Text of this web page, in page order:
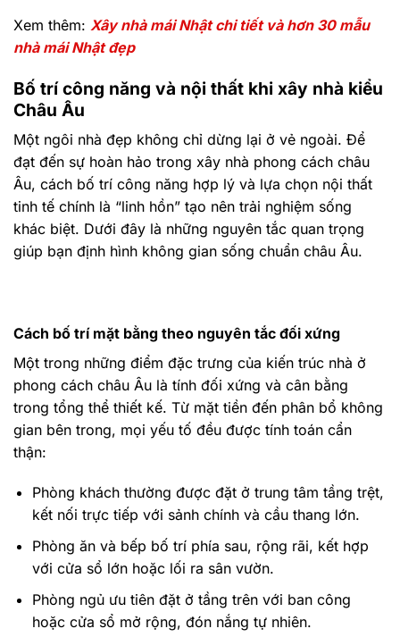
Xem thêm: Xây nhà mái Nhật chi tiết và hơn 30 mẫu
nhà mái Nhật đẹp
Bố trí công năng và nội thất khi xây nhà kiểu
Châu Âu
Một ngôi nhà đẹp không chỉ dừng lại ở vẻ ngoài. Để
đạt đến sự hoàn hảo trong xây nhà phong cách châu
Âu, cách bố trí công năng hợp lý và lựa chọn nội thất
tinh tế chính là “linh hồn” tạo nên trải nghiệm sống
khác biệt. Dưới đây là những nguyên tắc quan trọng
giúp bạn định hình không gian sống chuẩn châu Âu.
Cách bố trí mặt bằng theo nguyên tắc đối xứng
Một trong những điểm đặc trưng của kiến trúc nhà ở
phong cách châu Âu là tính đối xứng và cân bằng
trong tổng thể thiết kế. Từ mặt tiền đến phân bổ không
gian bên trong, mọi yếu tố đều được tính toán cẩn
thận:
Phòng khách thường được đặt ở trung tâm tầng trệt,
kết nối trực tiếp với sảnh chính và cầu thang lớn.
Phòng ăn và bếp bố trí phía sau, rộng rãi, kết hợp
với cửa sổ lớn hoặc lối ra sân vườn.
Phòng ngủ ưu tiên đặt ở tầng trên với ban công
hoặc cửa sổ mở rộng, đón nắng tự nhiên.